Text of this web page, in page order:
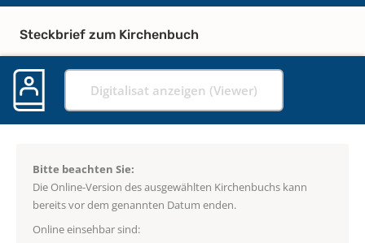
Steckbrief zum Kirchenbuch
Digitalisat anzeigen (Viewer)
Bitte beachten Sie:
Die Online-Version des ausgewählten Kirchenbuchs kann
bereits vor dem genannten Datum enden.
Online einsehbar sind: